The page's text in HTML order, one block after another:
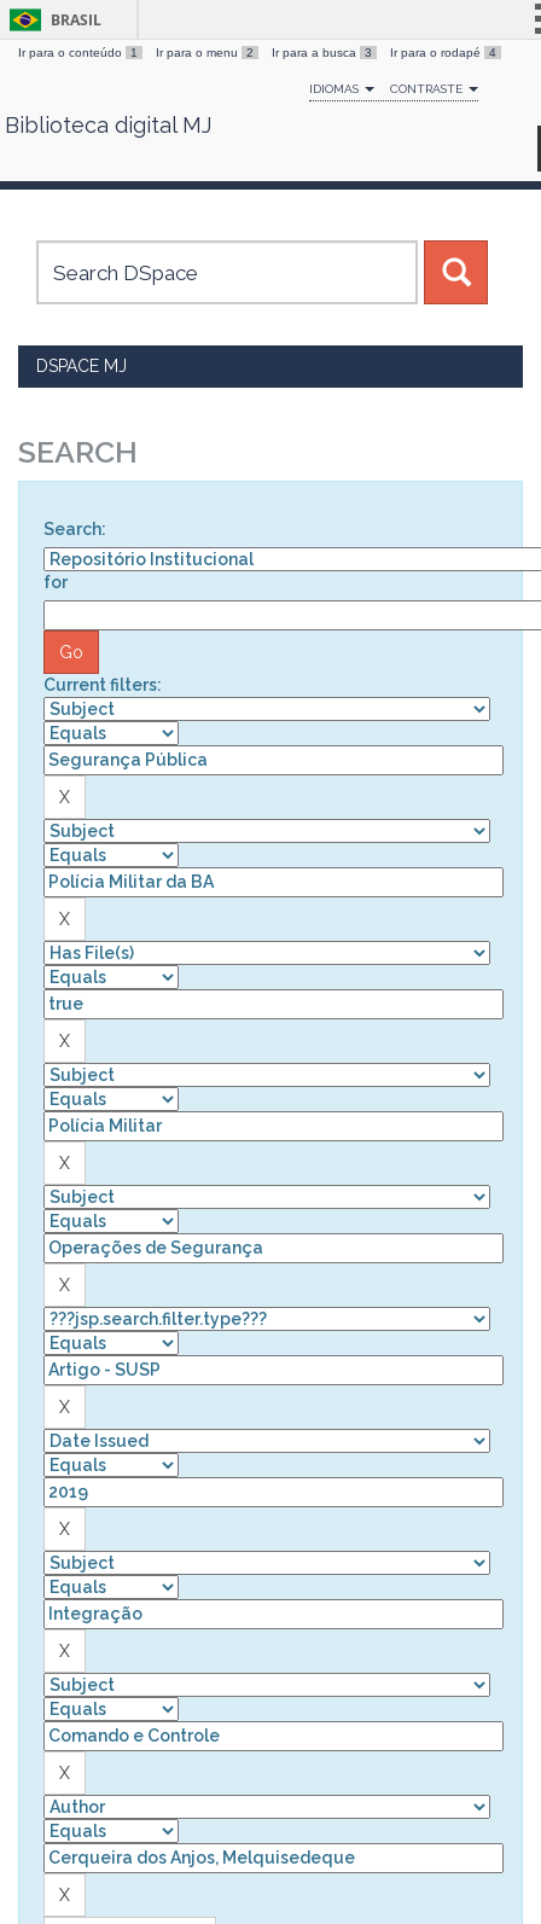
Skip
BRASIL
Simplifique!
Comunica BR
Canais
Ir para o conteúdo 1 Ir para o menu 2 Ir para a busca 3 Ir para o rodapé 4
IDIOMAS CONTRASTE
Biblioteca digital MJ
DSPACE MJ
SEARCH
Search:
for
Current filters: